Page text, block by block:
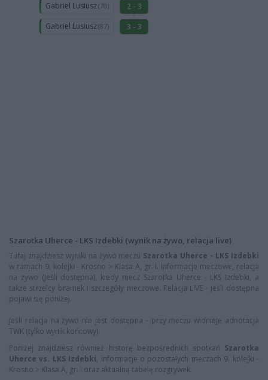
Gabriel Lusiusz(70)
2 - 3
Gabriel Lusiusz(87) 3 - 3
Szarotka Uherce - LKS Izdebki (wynik na żywo, relacja live)
Tutaj znajdziesz wyniki na żywo meczu Szarotka Uherce - LKS Izdebki
w ramach 9. kolejki - Krosno > Klasa A, gr. I. Informacje meczowe, relacja
na żywo (jeśli dostępna), kiedy mecz Szarotka Uherce - LKS Izdebki, a
także strzelcy bramek i szczegóły meczowe. Relacja LIVE - jeśli dostępna
pojawi się poniżej.
Jeśli relacja na żywo nie jest dostępna - przy meczu widnieje adnotacja
TWK (tylko wynik końcowy)
Poniżej znajdziesz również historę bezpośrednich spotkań Szarotka
Uherce vs. LKS Izdebki, informacje o pozostałych meczach 9. kolejki -
Krosno > Klasa A, gr. I oraz aktualną tabelę rozgrywek.